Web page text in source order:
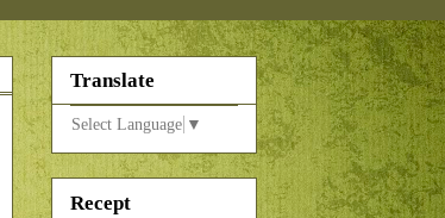
Translate
Select Language ▼
Recept